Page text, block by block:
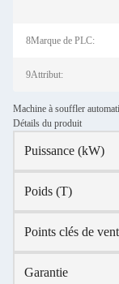
8Marque de PLC:
9Attribut:
Machine à souffler
Détails du produit
Puissance (kW)
Poids (T)
Points clés de
Garantie